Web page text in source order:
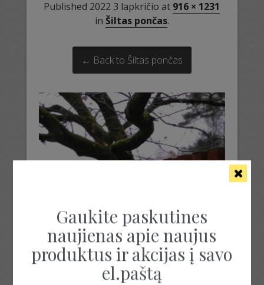
Published 2022 3 lapkričio at 916 × 1231
in Šiltas pončas.
← Back to Šiltas pončas
Gaukite paskutines
naujienas apie naujus
produktus ir akcijas į savo
el.paštą